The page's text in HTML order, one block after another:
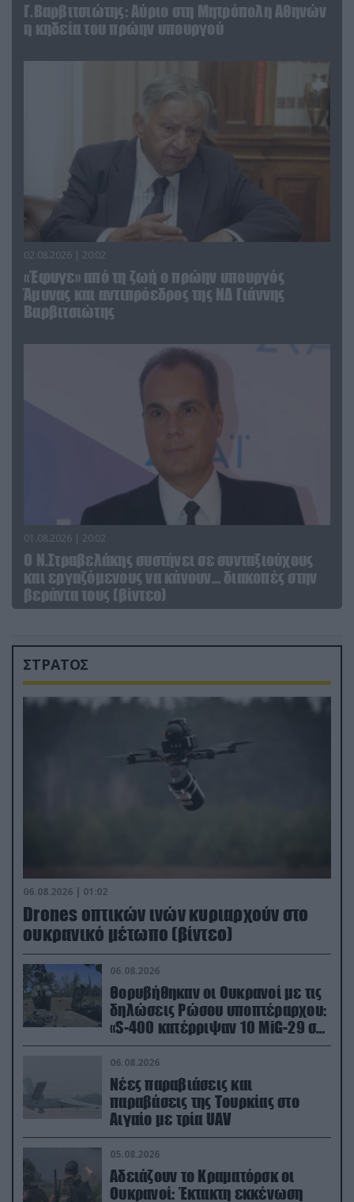
Γ.Βαρβιτσιώτης: Aύριο στη Μητρόπολη Αθηνών
η κηδεία του πρώην υπουργού
02.08.2026 | 20:02
«Έφυγε» από τη ζωή ο πρώην υπουργός
Άμυνας και αντιπρόεδρος της ΝΔ Γιάννης
Βαρβιτσιώτης
01.08.2026 | 20:02
Ο Ν.Στραβελάκης συστήνει σε συνταξιούχους
και εργαζόμενους να κάνουν… διακοπές στην
βεράντα τους (βίντεο)
ΣΤΡΑΤΟΣ
06.08.2026 | 01:02
Drones οπτικών ινών κυριαρχούν στο
ουκρανικό μέτωπο (βίντεο)
06.08.2026
Θορυβήθηκαν οι Ουκρανοί με τις
δηλώσεις Ρώσου υποπτέραρχου:
«S-400 κατέρριψαν 10 MiG-29 σε
μόλις μια μέρα!»
06.08.2026
Νέες παραβιάσεις και
παραβάσεις της Τουρκίας στο
Αιγαίο με τρία UAV
05.08.2026
Αδειάζουν το Κραματόρσκ οι
Ουκρανοί: Έκτακτη εκκένωση